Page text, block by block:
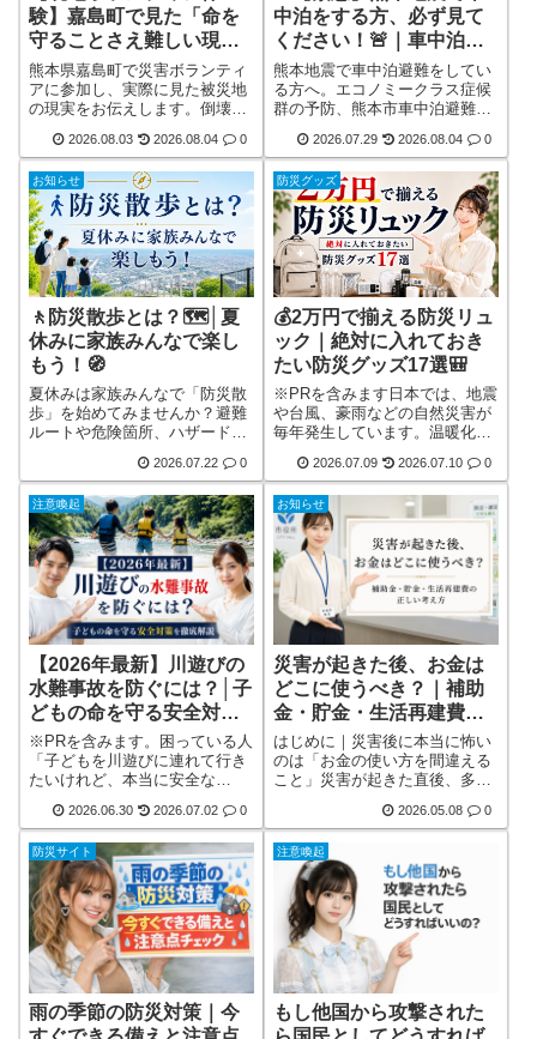
験】嘉島町で見た「命を
守ることさえ難しい現
実」と、全国へ伝えたい
こと
熊本県嘉島町で災害ボランティ
アに参加し、実際に見た被災地
の現実をお伝えします。倒壊家
電など、報道だけでは伝わらな
い状況と、今私たちにできる支
援や災害ボランティア情報を分
かりやすく紹介します。
2026.08.03 2026.08.04 0
中泊をする方、必ず見て
ください！🚨｜車中泊の
マニュアル・避難所の場
所が分かります
熊本地震で車中泊避難をしてい
る方へ。エコノミークラス症候
群の予防、熊本市車中泊避難マ
物、避難所情報など、命を守る
ために今すぐ実践してほしい重
要なポイントだけをわかりやす
くまとめました。
2026.07.29 2026.08.04 0
お知らせ
🚶防災散歩とは？🗺️│夏
休みに家族みんなで楽し
もう！🧭
夏休みは家族みんなで「防災散
歩」を始めてみませんか？避難
ルートや危険箇所、ハザードマ
認ポイントをわかりやすく解
説。楽しみながら防災意識を高
め、家族の命を守る備えにつな
げましょう。
2026.07.22 0
防災グッズ
💰2万円で揃える防災リュ
ック｜絶対に入れておき
たい防災グッズ17選🎒
※PRを含みます日本では、地震
や台風、豪雨などの自然災害が
毎年発生しています。温暖化に
らず、外出先で被災する可能性
もあります。そのため、自宅に
備蓄品を用意するだけでは十分
とはいえません。普段から最低
限の防災グッズを持ち歩き、万
が一の事態に備えておくことが
大切です。最近では、かさばら
ないコンパクトな防災ポーチ
や、防災用品をウォーターボト
ルに収納する「防災ボトル」を
バッグに詳しく見る
2026.07.09 2026.07.10 0
注意喚起
【2026年最新】川遊びの
水難事故を防ぐには？│子
どもの命を守る安全対策
を徹底解説
※PRを含みます。困っている人
「子どもを川遊びに連れて行き
たいけれど、本当に安全な
見るたびに、不安になってしま
う……。」「もし子供が溺れた
ときは、どうすればいいの？」
こんな悩みを抱いている方も多
いのではないでしょうか。子ど
もは好奇心が旺盛な一方で、危
険を正しく判断できるだけの経
験が十分ではありません。「少
しだけなら大丈夫」という油断
が、取り返しのつかない水難事
故につなが詳しく見る
2026.06.30 2026.07.02 0
お知らせ
災害が起きた後、お金は
どこに使うべき？｜補助
金・貯金・生活再建費の
正しい考え方
はじめに｜災害後に本当に怖い
のは「お金の使い方を間違える
こと」災害が起きた直後、多く
い」と考えます。壊れた家を直
したい。家具や家電を買い直し
たい。車も必要。子どもの生活
も守りたい。仕事に戻る準備も
しなければならない。そう考え
るのは当然です。しかし、災害
後のお金は、普段のお金とは意
味が違います。それは「安心を
買うお金」であり、「生活を立
て直すための命綱」でもありま
す。だか詳しく見る
2026.05.08 0
防災サイト
雨の季節の防災対策｜今
注意喚起
もし他国から攻撃された